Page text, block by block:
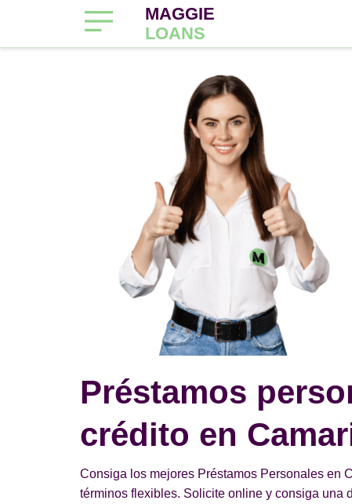
MAGGIE
LOANS
Préstamos
crédito en
Consiga los mejores Préstamos Personales en
términos flexibles. Solicite online y consiga una